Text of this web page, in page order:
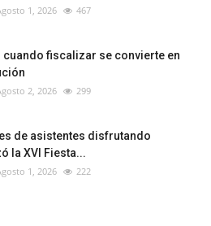
1, 2026 467
cuando fiscalizar se convierte en
2, 2026 299
de asistentes disfrutando
la XVI Fiesta...
1, 2026 222